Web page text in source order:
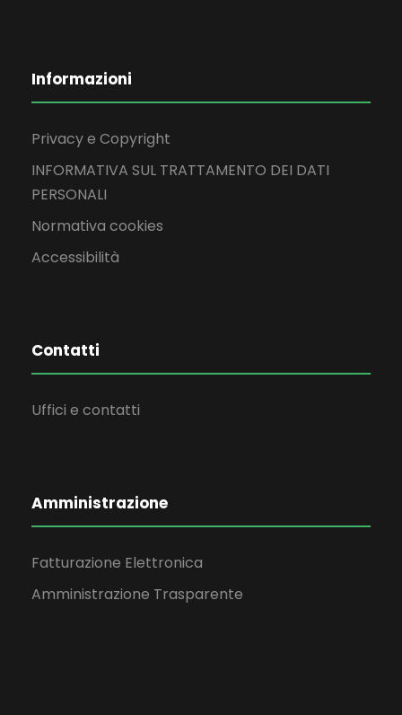
Informazioni
Privacy e Copyright
INFORMATIVA SUL TRATTAMENTO DEI DATI
PERSONALI
Normativa cookies
Accessibilità
Contatti
Uffici e contatti
Amministrazione
Fatturazione Elettronica
Amministrazione Trasparente